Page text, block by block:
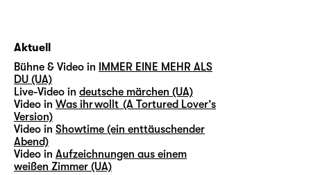
Aktuell
Bühne & Video in
IMMER EINE MEHR ALS
DU (UA)
Live-Video in deutsche märchen (UA)
Video in Was ihr wollt (A Tortured Lover’s
Version)
Video in Showtime (ein enttäuschender
Abend)
Video in Aufzeichnungen aus einem
weißen Zimmer (UA)